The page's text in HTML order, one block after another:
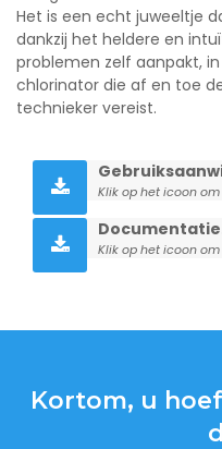
Het is een echt juweeltje
dankzij het heldere en
problemen zelf aanpakt,
chlorinator die af en toe
technieker vereist.
Klik op het icoon
Klik op het icoon
Kortom, u